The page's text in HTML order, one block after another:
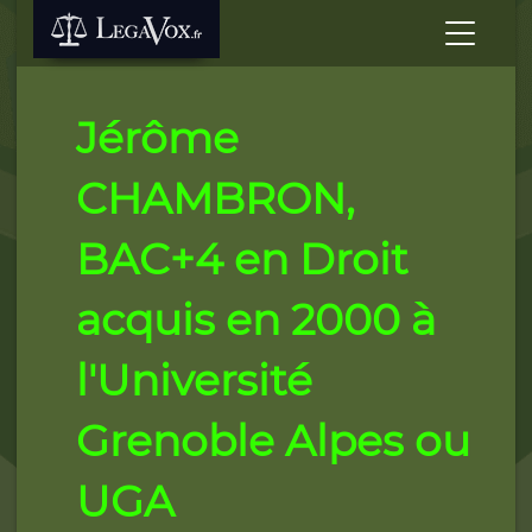
Jérôme
CHAMBRON,
BAC+4 en Droit
acquis en 2000 à
l'Université
Grenoble Alpes ou
UGA